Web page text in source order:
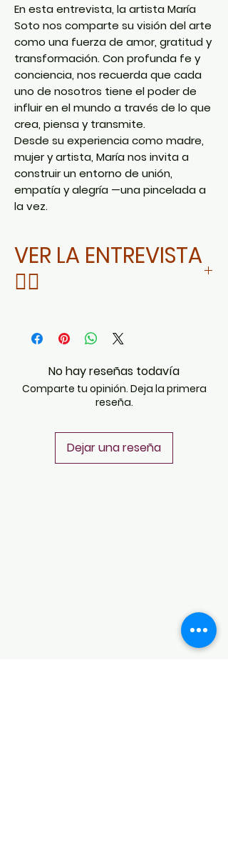
En esta entrevista, la artistaMaría
Soto nos comparte su visión del arte
como una fuerza de amor, gratitud y
transformación. Con profunda fe y
conciencia, nos recuerda que cada
uno de nosotros tiene el poder de
influir en el mundo a través de lo que
crea, piensa y transmite.
Desde su experiencia como madre,
mujer y artista, María nos invita a
construir un entorno de unión,
empatía y alegría —una pincelada a
la vez.
VER LA ENTREVISTA
👇🏻
No hay reseñas todavía
Comparte tu opinión. Deja la primera
reseña.
Dejar una reseña
PLATAFORMAS
Revista descargable e impresa